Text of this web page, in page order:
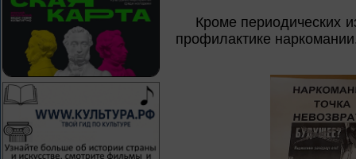
Кроме периодических
профилактике